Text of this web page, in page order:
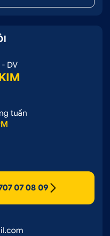
DV
tuần
07 08 09